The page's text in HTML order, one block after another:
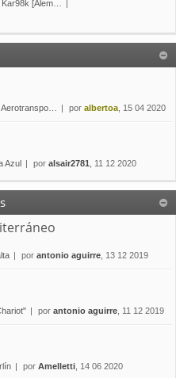
[Alem…
Aerotranspo… por albertoa , 15 04 2020
Azul por alsair2781 , 11 12 2020
por antonio aguirre , 13 12 2019
por antonio aguirre , 11 12 2019
por Amelletti , 14 06 2020